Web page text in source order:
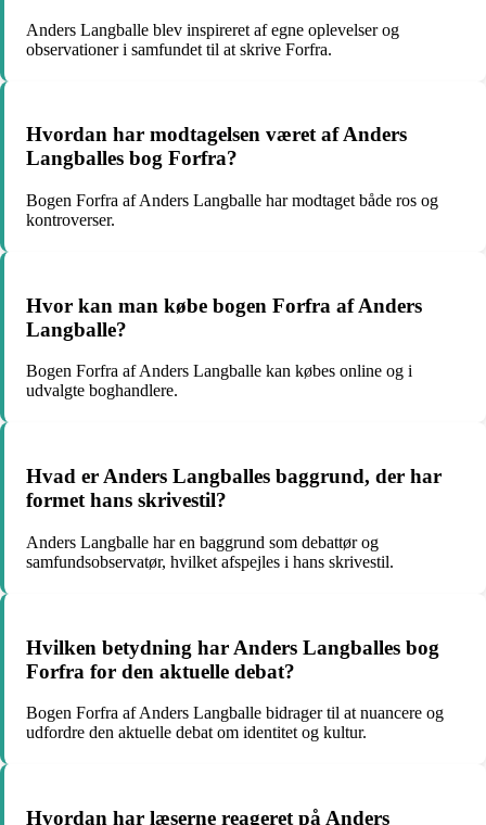
Anders Langballe blev inspireret af egne oplevelser og
observationer i samfundet til at skrive Forfra.
Hvordan har modtagelsen været af Anders
Langballes bog Forfra?
Bogen Forfra af Anders Langballe har modtaget både ros og
kontroverser.
Hvor kan man købe bogen Forfra af Anders
Langballe?
Bogen Forfra af Anders Langballe kan købes online og i
udvalgte boghandlere.
Hvad er Anders Langballes baggrund, der har
formet hans skrivestil?
Anders Langballe har en baggrund som debattør og
samfundsobservatør, hvilket afspejles i hans skrivestil.
Hvilken betydning har Anders Langballes bog
Forfra for den aktuelle debat?
Bogen Forfra af Anders Langballe bidrager til at nuancere og
udfordre den aktuelle debat om identitet og kultur.
Hvordan har læserne reageret på Anders